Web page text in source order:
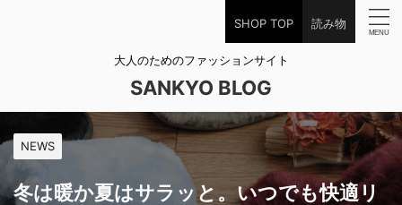
SHOP TOP 読み物
大人のためのファッションサイト
SANKYO BLOG
NEWS
冬は暖か夏はサラッと。いつでも快適リ